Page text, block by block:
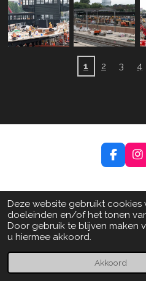
Deze website gebruikt cookies
doeleinden en/of het tonen
Door gebruik te blijven maken
u hiermee akkoord.
Akkoord
1 2 3 4
F
a
e
b
o
o
I
n
t
a
g
r
Telefoonnummer